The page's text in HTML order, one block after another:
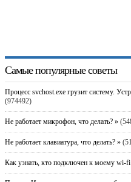
Самые популярные советы
Процесс svchost.exe грузит систему.
(974492)
Не работает микрофон, что делать? »
Не работает клавиатура, что делать? »
Как узнать, кто подключен к моему wi-